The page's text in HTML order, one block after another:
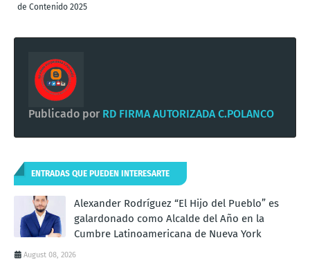
de Contenido 2025
Publicado por RD FIRMA AUTORIZADA C.POLANCO
ENTRADAS QUE PUEDEN INTERESARTE
Alexander Rodríguez “El Hijo del Pueblo” es
galardonado como Alcalde del Año en la
Cumbre Latinoamericana de Nueva York
August 08, 2026